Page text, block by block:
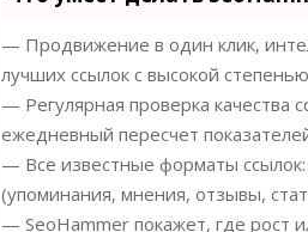
— Продвижение в один клик,
лучших ссылок с высокой
— Регулярная проверка качества
ежедневный пересчет
— Все известные форматы
(упоминания, мнения, отзывы,
— SeoHammer покажет, где рост